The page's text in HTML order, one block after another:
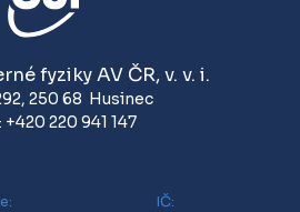
fyziky AV ČR, v. v. i.
, 250 68 Husinec
+420 220 941 147
IČ: